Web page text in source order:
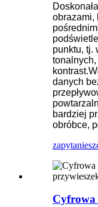
obrazami,
punktu, tj.
kontrast
danych
bardziej
obróbce,
zapytanie
Cyfrowa